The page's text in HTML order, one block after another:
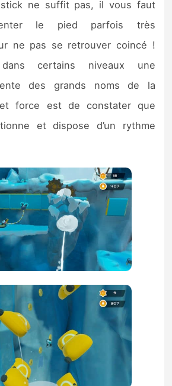
ne suffit pas, il vous faut
le pied parfois très
ne pas se retrouver coincé !
certains niveaux une
des grands noms de la
force est de constater que
et dispose d’un rythme